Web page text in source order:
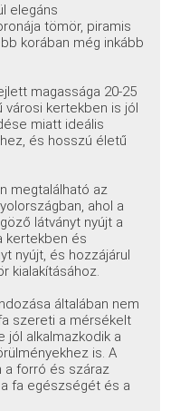
elegáns
tömör, piramis
korában még inkább
magassága 20-25
városi kertekben is jól
miatt ideális
és hosszú életű
megtalálható az
ahol a
látványt nyújt a
kertekben és
nyújt, és hozzájárul
kialakításához.
általában nem
szereti a mérsékelt
jól alkalmazkodik a
is. A
a forró és száraz
fa egészségét és a